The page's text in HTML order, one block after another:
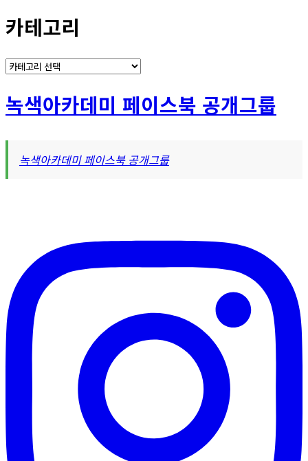
카테고리
카
고
리
녹색아카데미 페이스북 공개그룹
녹색아카데미 페이스북 공개그룹